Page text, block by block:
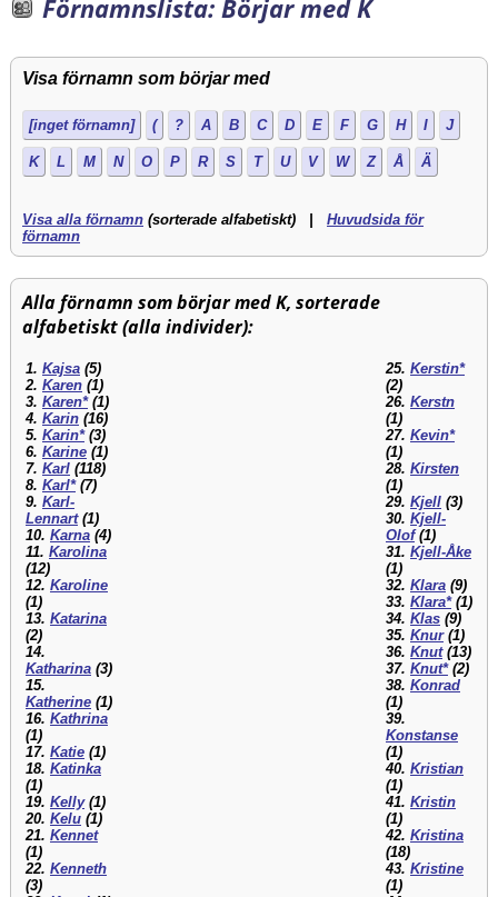
Förnamnslista: Börjar med K
Visa förnamn som börjar med
[inget förnamn] ( ? A B C D E F G H I J
K L M N O P R S T U V W Z Å Ä
Visa alla förnamn (sorterade alfabetiskt) | Huvudsida för
förnamn
Alla förnamn som börjar med K, sorterade
alfabetiskt (alla individer):
1. Kajsa (5)
2. Karen (1)
3. Karen*(1)
4. Karin (16)
5. Karin*(3)
6. Karine (1)
7. Karl (118)
8. Karl*(7)
9. Karl-
Lennart(1)
10. Karna (4)
11. Karolina
(12)
12. Karoline
(1)
13. Katarina
(2)
14.
Katharina (3)
15.
Katherine (1)
16. Kathrina
(1)
17. Katie (1)
18. Katinka
(1)
19. Kelly(1)
20. Kelu (1)
21. Kennet
(1)
22. Kenneth
(3)
25. Kerstin*
(2)
26. Kerstn
(1)
27. Kevin*
(1)
28. Kirsten
(1)
29. Kjell (3)
30. Kjell-
Olof(1)
31. Kjell-Åke
(1)
32. Klara (9)
33. Klara*(1)
34. Klas (9)
35. Knur(1)
36. Knut(13)
37. Knut*(2)
38. Konrad
(1)
39.
Konstanse
(1)
40. Kristian
(1)
41. Kristin
(1)
42. Kristina
(18)
43. Kristine
(1)